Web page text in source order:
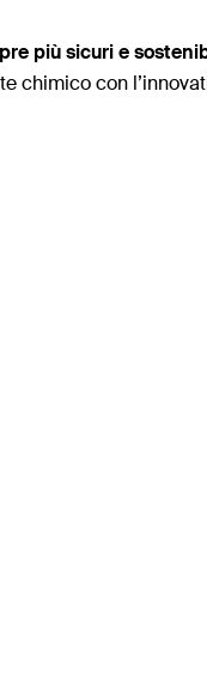
più sicuri e
chimico con